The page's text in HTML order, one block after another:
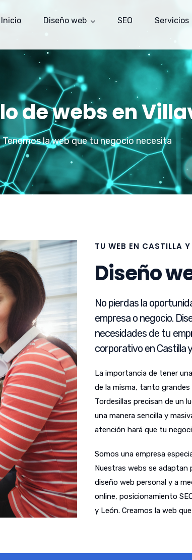
Inicio Diseño web SEO Servicios
de webs en
Tenemos la web que tu negocio necesita
TU WEB EN CASTILLA Y
Diseño
No pierdas la
empresa o negocio.
necesidades de tu
corporativo en Castilla
La importancia de tener
de la misma, tanto
Tordesillas precisan de un
una manera sencilla y
atención hará que tu
Somos una empresa
Nuestras webs se
diseño web personal y a
online, posicionamiento
y León. Creamos la web